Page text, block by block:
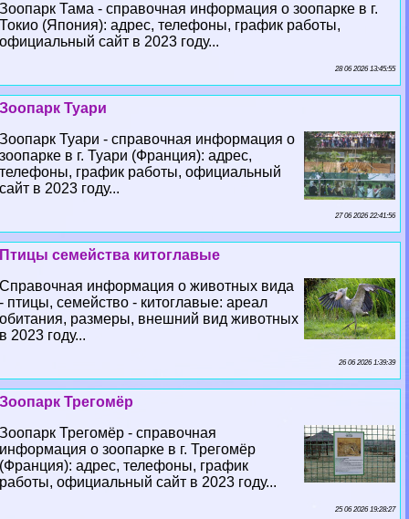
Зоопарк Тама - справочная информация о зоопарке в г.
Токио (Япония): адрес, телефоны, график работы,
официальный сайт в 2023 году...
28 06 2026 13:45:55
Зоопарк Туари
Зоопарк Туари - справочная информация о
зоопарке в г. Туари (Франция): адрес,
телефоны, график работы, официальный
сайт в 2023 году...
27 06 2026 22:41:56
Птицы семейства китоглавые
Справочная информация о животных вида
- птицы, семейство - китоглавые: ареал
обитания, размеры, внешний вид животных
в 2023 году...
26 06 2026 1:39:39
Зоопарк Трегомёр
Зоопарк Трегомёр - справочная
информация о зоопарке в г. Трегомёр
(Франция): адрес, телефоны, график
работы, официальный сайт в 2023 году...
25 06 2026 19:28:27